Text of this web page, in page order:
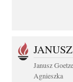
Janusz
Agnieszka